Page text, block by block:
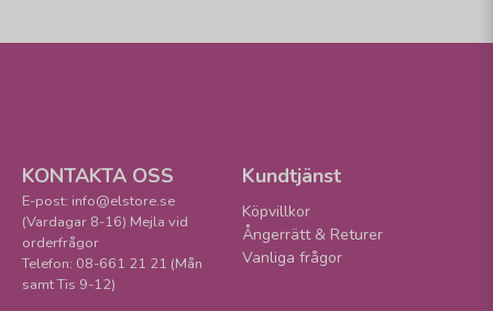
KONTAKTA OSS
E-post: info@elstore.se
(Vardagar 8-16) Mejla vid
orderfrågor
Telefon: 08-661 21 21 (Mån
samt Tis 9-12)
Kundtjänst
Köpvillkor
Ångerrätt & Returer
Vanliga frågor